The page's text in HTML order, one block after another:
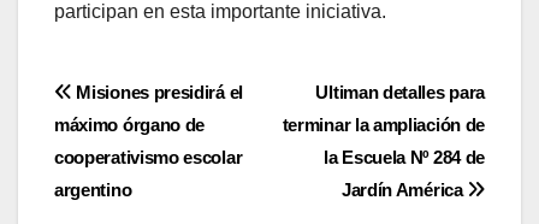
participan en esta importante iniciativa.
Navegación
de
entradas
Ultiman detalles para
terminar la ampliación de
la Escuela Nº 284 de
Jardín América
Misiones presidirá el
máximo órgano de
cooperativismo escolar
argentino